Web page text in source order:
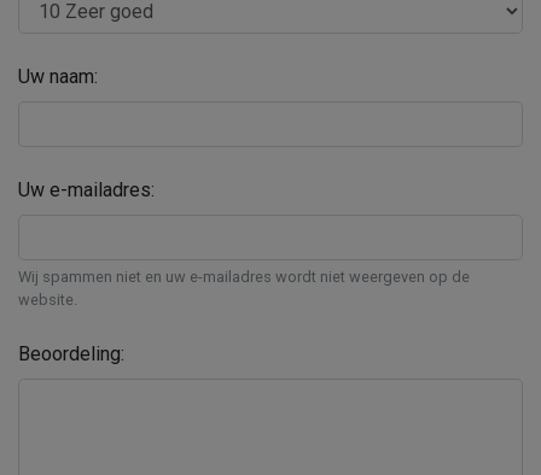
Uw naam:
Uw e-mailadres:
Wij spammen niet en uw e-mailadres wordt niet weergeven op de
website.
Beoordeling: